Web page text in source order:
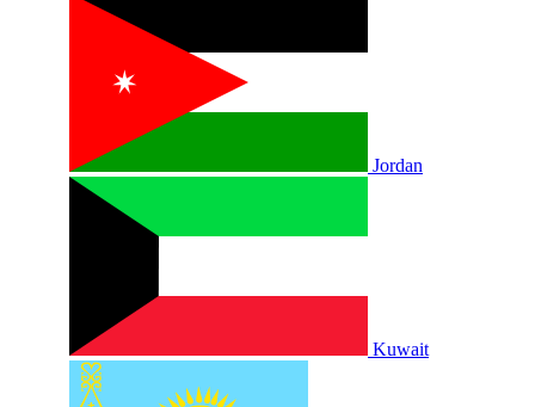
Jordan
Kuwait